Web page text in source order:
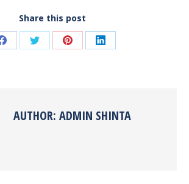
Share this post
Share Share Share Share
AUTHOR: ADMIN SHINTA